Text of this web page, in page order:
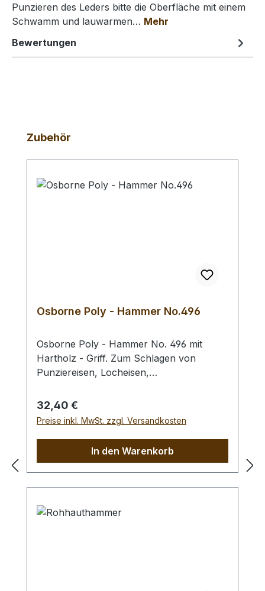
Punzieren des Leders bitte die Oberfläche mit einem
Schwamm und lauwarmen… Mehr
Bewertungen
Produktgalerie überspringen
Zubehör
Osborne Poly - Hammer No.496
Osborne Poly - Hammer No. 496 mit
Hartholz - Griff. Zum Schlagen von
Punziereisen, Locheisen,
Schlagfläche. Wenig Rückschlag durch
schlagabsorbierenden Poly -
Hammerkopf. 240 gr Gesamtgewicht /
Regulärer Preis:
32,40 €
Preise inkl. MwSt. zzgl. Versandkosten
In den Warenkorb